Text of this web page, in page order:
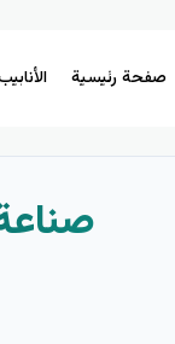
صفحة رئيسية